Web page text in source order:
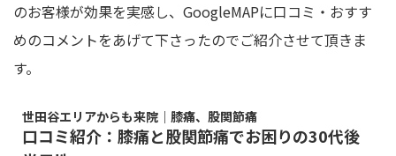
のお客様が効果を実感し、GoogleMAPに口コミ・おすす
めのコメントをあげて下さったのでご紹介させて頂きま
す。
世田谷エリアからも来院｜膝痛、股関節痛
口コミ紹介：膝痛と股関節痛でお困りの30代後